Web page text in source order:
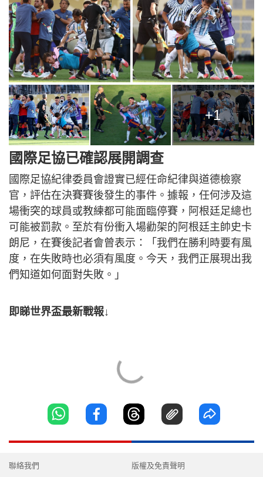
+1
國際足協已確認展開調查
國際足協紀律委員會證實已經任命紀律與道德檢察
官，評估在決賽賽後發生的事件。據報，任何涉及這
場衝突的球員或教練都可能面臨停賽，阿根廷足總也
可能被罰款。至於有份衝入場勸架的阿根廷主帥史卡
朗尼，在賽後記者會曾表示：「我們在勝利時要有風
度，在失敗時也必須有風度。今天，我們正展現出我
們知道如何面對失敗。」
即睇世界盃最新戰報↓
聯絡我們 版權及免責聲明